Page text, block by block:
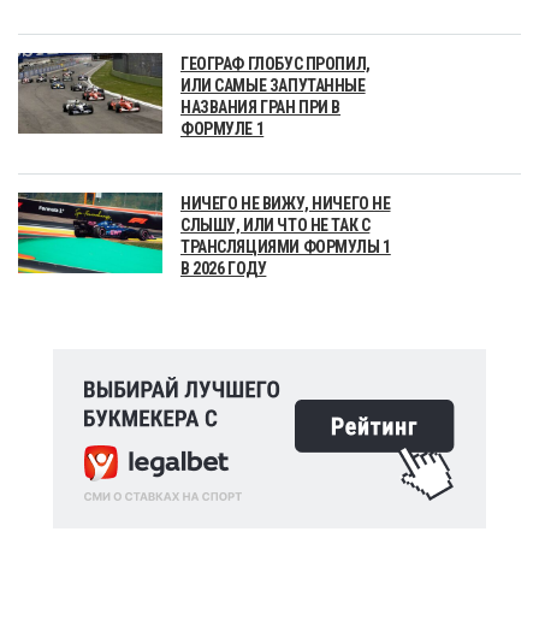
ГЕОГРАФ ГЛОБУС ПРОПИЛ,
ИЛИ САМЫЕ ЗАПУТАННЫЕ
НАЗВАНИЯ ГРАН ПРИ В
ФОРМУЛЕ 1
НИЧЕГО НЕ ВИЖУ, НИЧЕГО НЕ
СЛЫШУ, ИЛИ ЧТО НЕ ТАК С
ТРАНСЛЯЦИЯМИ ФОРМУЛЫ 1
В 2026 ГОДУ